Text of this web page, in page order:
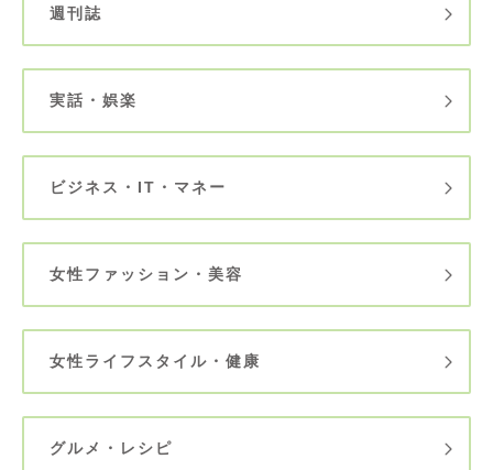
週刊誌
実話・娯楽
ビジネス・IT・マネー
女性ファッション・美容
女性ライフスタイル・健康
グルメ・レシピ